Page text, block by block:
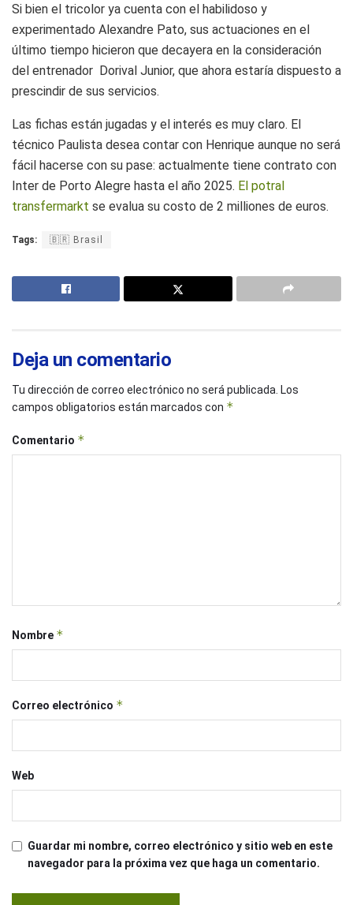
Si bien el tricolor ya cuenta con el habilidoso y
experimentado Alexandre Pato, sus actuaciones en el
último tiempo hicieron que decayera en la consideración
del entrenador Dorival Junior, que ahora estaría dispuesto a
prescindir de sus servicios.
Las fichas están jugadas y el interés es muy claro. El
técnico Paulista desea contar con Henrique aunque no será
fácil hacerse con su pase: actualmente tiene contrato con
Inter de Porto Alegre hasta el año 2025. El potral
transfermarkt se evalua su costo de 2 milliones de euros.
Tags: 🇧🇷 Brasil
Deja un comentario
Tu dirección de correo electrónico no será publicada. Los
campos obligatorios están marcados con *
Comentario *
Nombre *
Correo electrónico *
Web
Guardar mi nombre, correo electrónico y sitio web en este
navegador para la próxima vez que haga un comentario.